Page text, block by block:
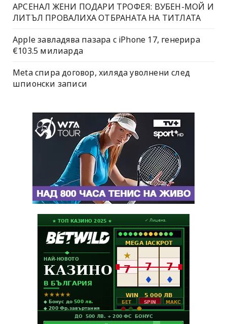
АРСЕНАЛ ЖЕНИ ПОДАРИ ТРОФЕЯ: ВУБЕН-МОЙ И
ЛИТЪЛ ПРОВАЛИХА ОТБРАНАТА НА ТИТЛАТА
Apple завладява пазара с iPhone 17, генерира
€103.5 милиарда
Meta спира договор, хиляда уволнени след
шпионски записи